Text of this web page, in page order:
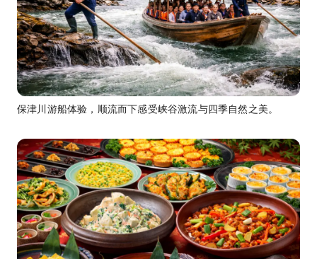
保津川游船体验，顺流而下感受峡谷激流与四季自然之美。